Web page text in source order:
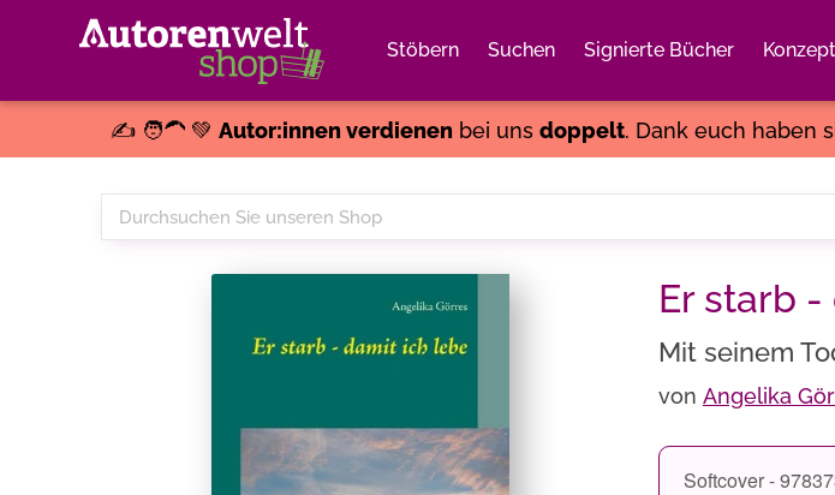
Stöbern Suchen Signierte Bücher Konzept
✍️ 🧑‍🦱 💚 Autor:innen verdienenbei uns doppelt. Dank euch haben
Durchsuchen
Sie
Er starb
Mit seinem
von Angelika
Softcover -